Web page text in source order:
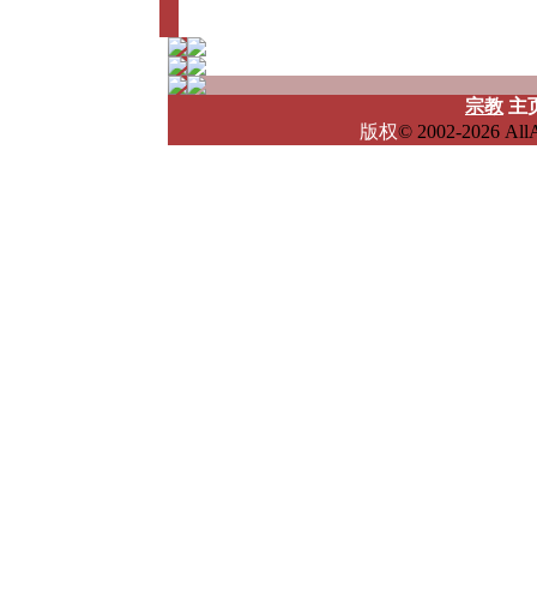
宗教 主
版权© 2002-2026